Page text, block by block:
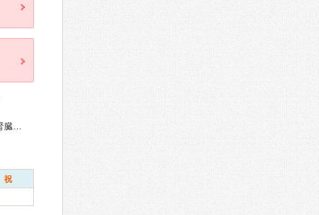
祝